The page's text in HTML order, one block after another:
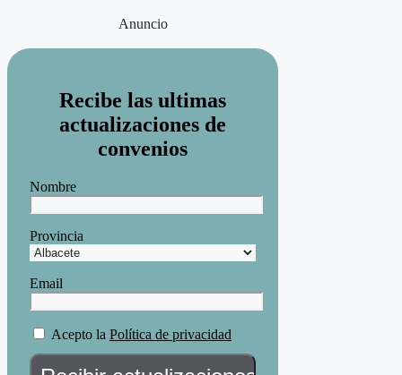
Anuncio
Recibe las ultimas
actualizaciones de
convenios
Nombre
Provincia
Email
Acepto la Política de privacidad